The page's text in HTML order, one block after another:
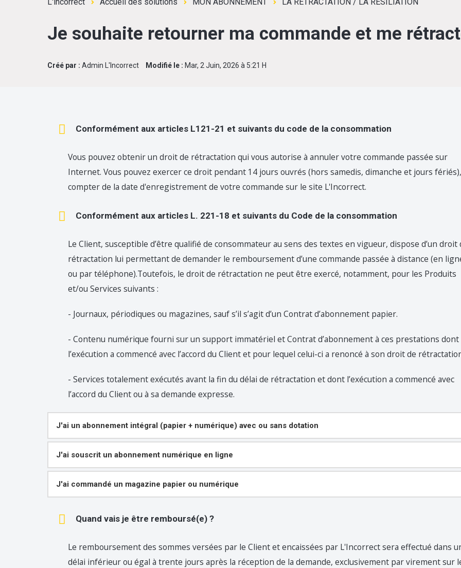
Je souhaite retourner ma commande et me
Créé par : Admin L'Incorrect Modifié le : Mar, 2 Juin, 2026 à 5:21 H
Conformément aux articles L121-21 et suivants du code de la consommation
Vous pouvez obtenir un droit de rétractation qui vous autorise à annuler votre commande passée sur
Internet. Vous pouvez exercer ce droit pendant 14 jours ouvrés (hors samedis, dimanche et jours
compter de la date d'enregistrement de votre commande sur le site L'Incorrect.
Conformément aux articles L. 221-18 et suivants du Code de la consommation
Le Client, susceptible d’être qualifié de consommateur au sens des textes en vigueur, dispose d’un droit
rétractation lui permettant de demander le remboursement d’une commande passée à distance (en
ou par téléphone).Toutefois, le droit de rétractation ne peut être exercé, notamment, pour les Produits
et/ou Services suivants :
- Journaux, périodiques ou magazines, sauf s’il s’agit d’un Contrat d’abonnement papier.
- Contenu numérique fourni sur un support immatériel et Contrat d’abonnement à ces prestations dont
l’exécution a commencé avec l’accord du Client et pour lequel celui-ci a renoncé à son droit de
- Services totalement exécutés avant la fin du délai de rétractation et dont l’exécution a commencé avec
l’accord du Client ou à sa demande expresse.
J'ai un abonnement intégral (papier + numérique) avec ou sans dotation
J'ai souscrit un abonnement numérique en ligne
J'ai commandé un magazine papier ou numérique
Quand vais je être remboursé(e) ?
Le remboursement des sommes versées par le Client et encaissées par L'Incorrect sera effectué dans
délai inférieur ou égal à trente jours après la réception de la demande, exclusivement par virement sur